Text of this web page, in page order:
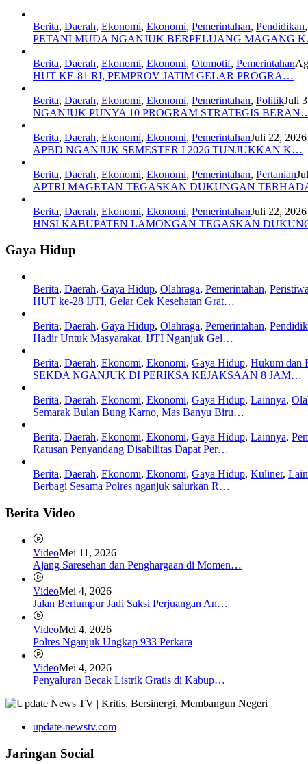
Berita, Daerah, Ekonomi, Ekonomi, Pemerintahan, Pendidikan,
PETANI MUDA NGANJUK BERPELUANG MAGANG
Berita, Daerah, Ekonomi, Ekonomi, Otomotif, Pemerintahan
HUT KE-81 RI, PEMPROV JATIM GELAR PROGRA…
Berita, Daerah, Ekonomi, Ekonomi, Pemerintahan, PolitikJuli
NGANJUK PUNYA 10 PROGRAM STRATEGIS
Berita, Daerah, Ekonomi, Ekonomi, PemerintahanJuli 22, 2026
APBD NGANJUK SEMESTER I 2026 TUNJUKKAN K…
Berita, Daerah, Ekonomi, Ekonomi, Pemerintahan, Pertanian
APTRI MAGETAN TEGASKAN DUKUNGAN
Berita, Daerah, Ekonomi, Ekonomi, PemerintahanJuli 22, 2026
HNSI KABUPATEN LAMONGAN TEGASKAN
Gaya Hidup
Berita, Daerah, Gaya Hidup, Olahraga, Pemerintahan, Peristiwa
HUT ke-28 IJTI, Gelar Cek Kesehatan Grat…
Berita, Daerah, Gaya Hidup, Olahraga, Pemerintahan,
Hadir Untuk Masyarakat, IJTI Nganjuk Gel…
Berita, Daerah, Ekonomi, Ekonomi, Gaya Hidup, Hukum dan
SEKDA NGANJUK DI PERIKSA KEJAKSAAN 8 JAM…
Berita, Daerah, Ekonomi, Ekonomi, Gaya Hidup, Lainnya,
Semarak Bulan Bung Karno, Mas Banyu Biru…
Berita, Daerah, Ekonomi, Ekonomi, Gaya Hidup, Lainnya,
Ratusan Penyandang Disabilitas Dapat Per…
Berita, Daerah, Ekonomi, Ekonomi, Gaya Hidup, Kuliner,
Berbagi Sesama Polres nganjuk salurkan R…
Berita Video
VideoMei 11, 2026
Ajang Saresehan dan Penghargaan di Momen…
VideoMei 4, 2026
Jalan Berlumpur Jadi Saksi Perjuangan An…
VideoMei 4, 2026
Polres Nganjuk Ungkap 933 Perkara
VideoMei 4, 2026
Penyaluran Becak Listrik Gratis di Kabup…
update-newstv.com
Jaringan Social